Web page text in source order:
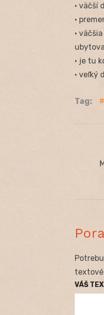
• väčší
•
•
• je tu
• veľký
Tag:
textové
VÁŠ